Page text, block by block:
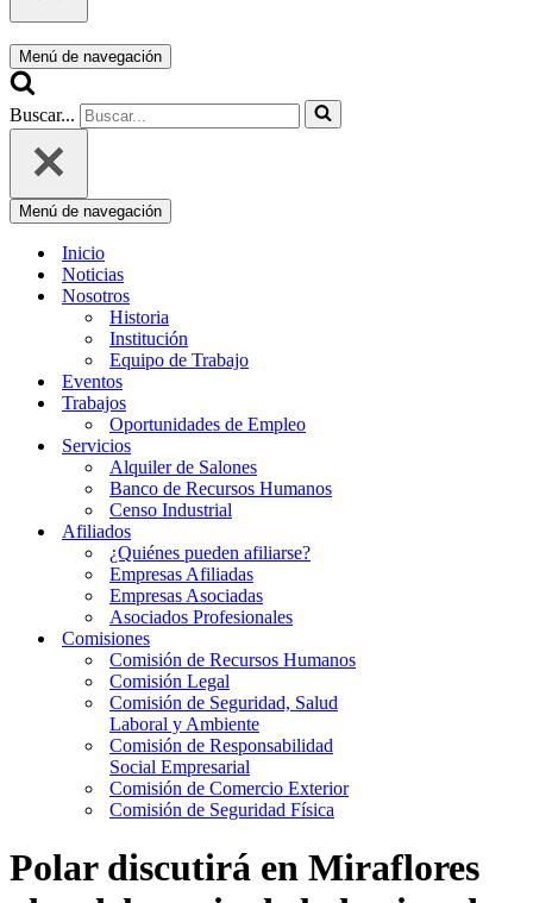
Menú de navegación
Buscar...
Menú de navegación
Inicio
Noticias
Nosotros
Historia
Institución
Equipo de Trabajo
Eventos
Trabajos
Oportunidades de Empleo
Servicios
Alquiler de Salones
Banco de Recursos Humanos
Censo Industrial
Afiliados
¿Quiénes pueden afiliarse?
Empresas Afiliadas
Empresas Asociadas
Asociados Profesionales
Comisiones
Comisión de Recursos Humanos
Comisión Legal
Comisión de Seguridad, Salud
Laboral y Ambiente
Comisión de Responsabilidad
Social Empresarial
Comisión de Comercio Exterior
Comisión de Seguridad Física
Polar discutirá en Miraflores